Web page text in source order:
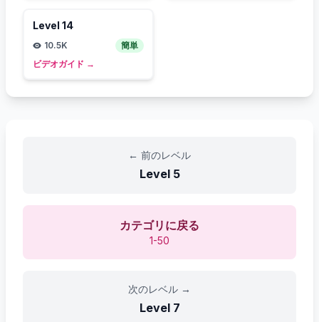
Level 14
10.5K
簡単
ビデオガイド →
← 前のレベル
Level 5
カテゴリに戻る
1-50
次のレベル →
Level 7